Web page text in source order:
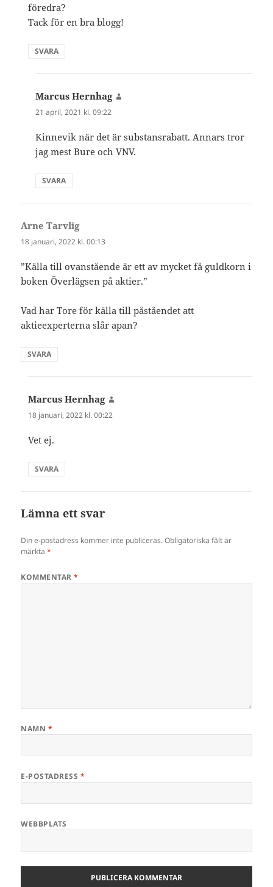
föredra?
Tack för en bra blogg!
SVARA
Marcus Hernhag
21 april, 2021 kl. 09:22
Kinnevik när det är substansrabatt. Annars tror
jag mest Bure och VNV.
SVARA
Arne Tarvligskriver:
18 januari, 2022 kl. 00:13
”Källa till ovanstående är ett av mycket få guldkorn i
boken Överlägsen på aktier.”
Vad har Tore för källa till påståendet att
aktieexperterna slår apan?
SVARA
Marcus Hernhag
18 januari, 2022 kl. 00:22
Vet ej.
SVARA
Lämna ett svar
Din e-postadress kommer inte publiceras. Obligatoriska fält är
märkta*
KOMMENTAR*
NAMN *
E-POSTADRESS *
WEBBPLATS